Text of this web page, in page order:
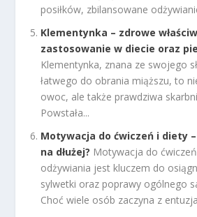
posiłków, zbilansowane
Klementynka – zdrowe
zastosowanie w diecie oraz
Klementynka, znana ze swojego
łatwego do obrania miąższu, to
owoc, ale także prawdziwa
Powstała...
Motywacja do ćwiczeń i diety
na dłużej? Motywacja do
odżywiania jest kluczem do
sylwetki oraz poprawy ogólnego
Choć wiele osób zaczyna z